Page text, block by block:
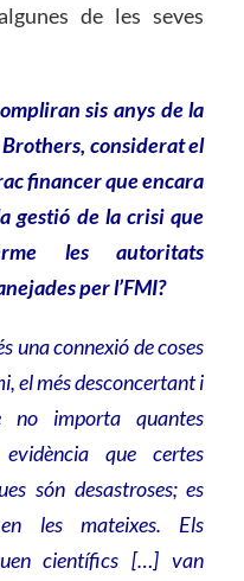
de les seves
sis anys de la
considerat el
financer que encara
gestió de la crisi que
les autoritats
per l’FMI?
una connexió de coses
el més desconcertant i
no importa quantes
que certes
són desastroses; es
les mateixes. Els
científics […] van